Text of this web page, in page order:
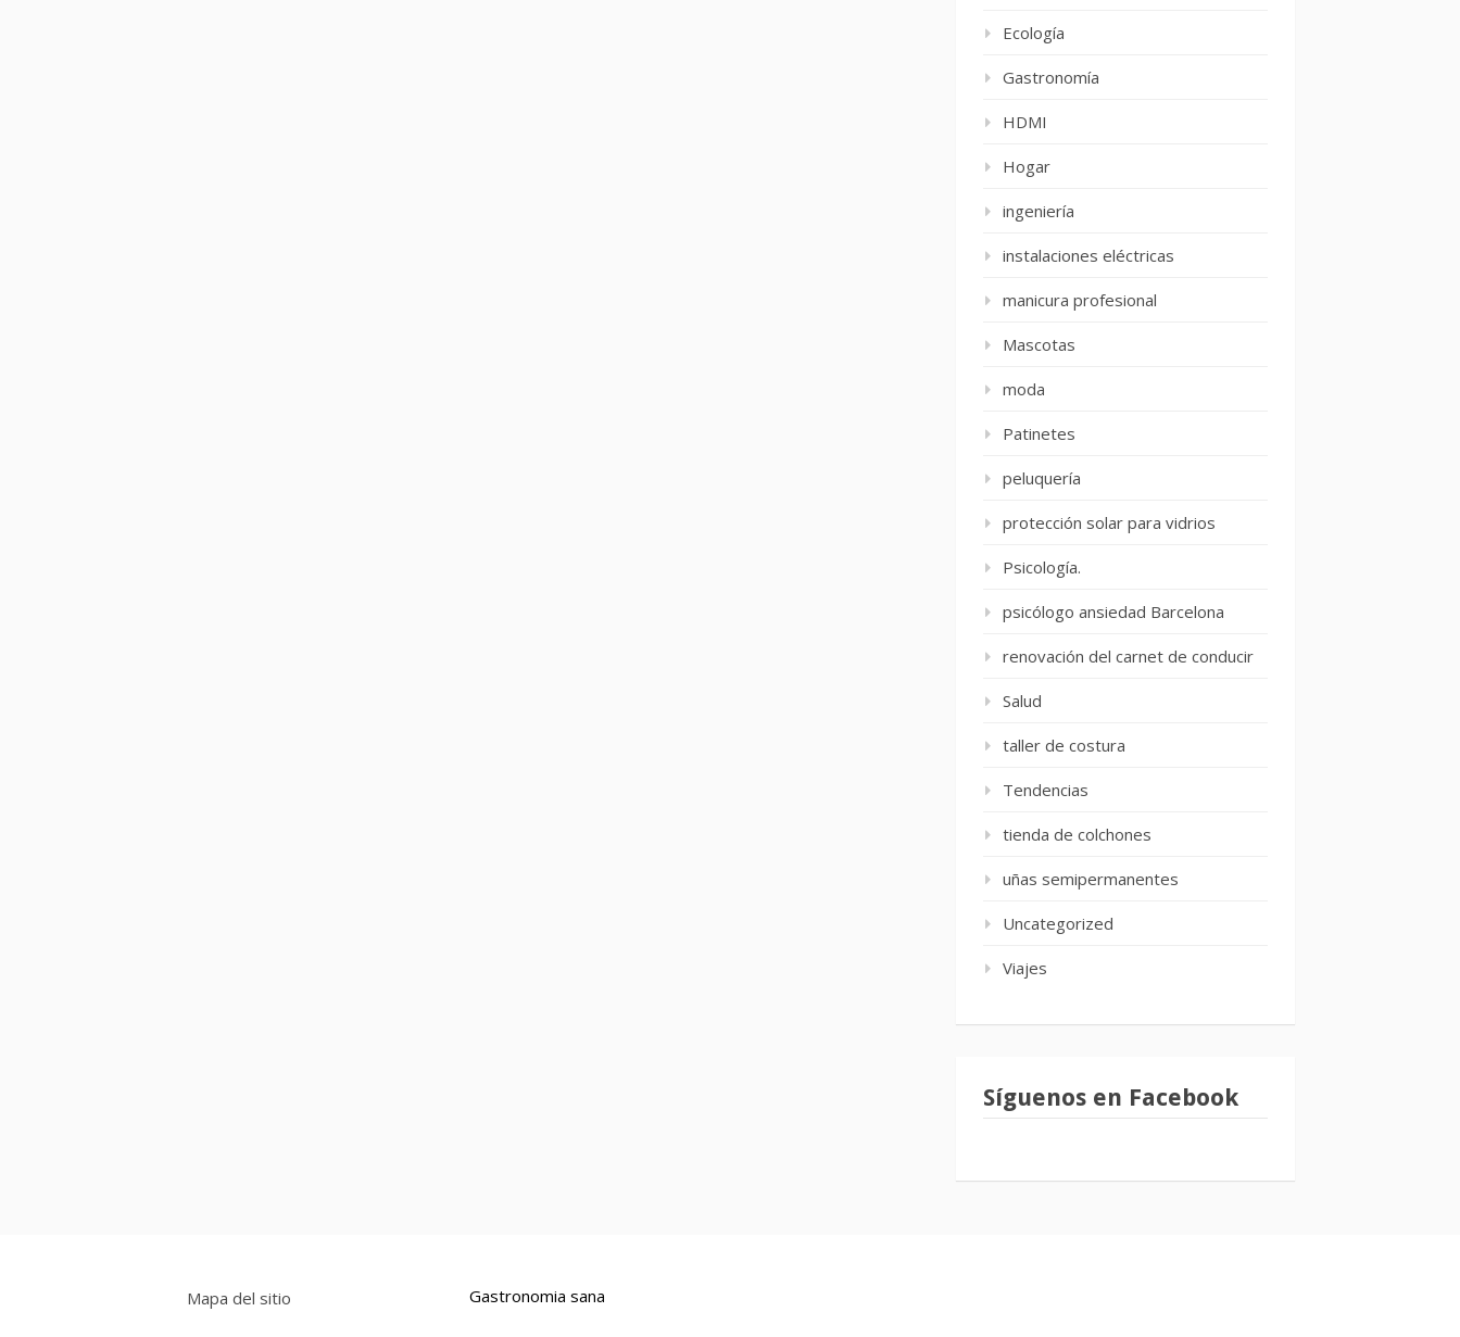
Ecología
Gastronomía
HDMI
Hogar
ingeniería
instalaciones eléctricas
manicura profesional
Mascotas
moda
Patinetes
peluquería
protección solar para vidrios
Psicología.
psicólogo ansiedad Barcelona
renovación del carnet de conducir
Salud
taller de costura
Tendencias
tienda de colchones
uñas semipermanentes
Uncategorized
Viajes
Síguenos en Facebook
Mapa del sitio Gastronomia sana